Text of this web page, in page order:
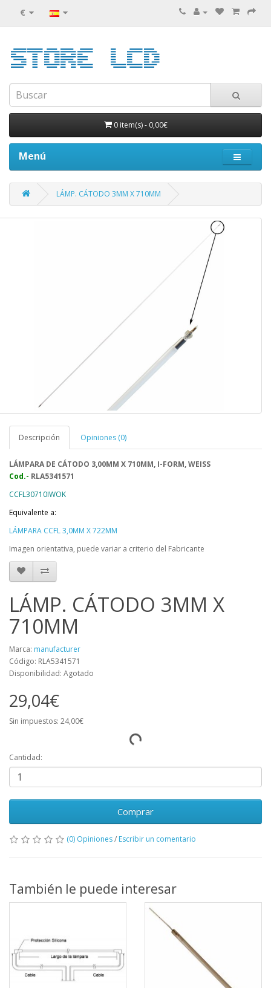
€
0 item(s)- 0,00€
Menú
LÁMP. CÁTODO 3MM X 710MM
Descripción Opiniones (0)
LÁMPARA DE CÁTODO 3,00MM X 710MM, I-FORM, WEISS
Cod.- RLA5341571
CCFL30710IWOK
Equivalente a:
LÁMPARA CCFL 3,0MM X 722MM
Imagen orientativa, puede variar a criterio del Fabricante
LÁMP. CÁTODO 3MM X
710MM
Marca: manufacturer
Código: RLA5341571
Disponibilidad: Agotado
29,04€
Sin impuestos: 24,00€
Cantidad:
Comprar
(0) Opiniones/ Escribir un comentario
También le puede interesar